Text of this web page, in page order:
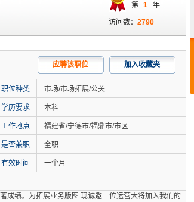
第
1 年
访问数： 2790
应聘该职位 加入收藏夹
职位种类 市场/市场拓展/公关
学历要求 本科
工作地点 福建省/宁德市/福鼎市/市区
是否兼职 全职
有效时间 一个月
成绩。为拓展业务版图 现诚邀一位运营大将加入我们的